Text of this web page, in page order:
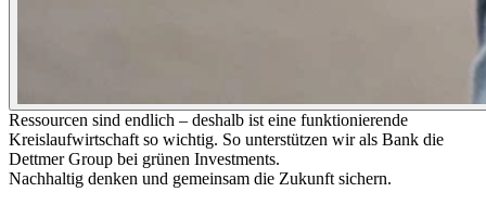
Ressourcen sind endlich – deshalb ist eine funktionierende
Kreislaufwirtschaft so wichtig. So unterstützen wir als Bank die
Dettmer Group bei grünen Investments.
Nachhaltig denken und gemeinsam die Zukunft sichern.